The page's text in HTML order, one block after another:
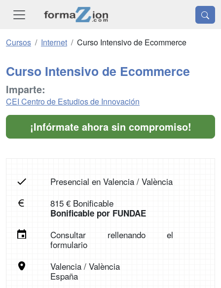
Cursos Internet Curso Intensivo de Ecommerce
Curso Intensivo de Ecommerce
Imparte:
CEI Centro de Estudios de Innovación
¡Infórmate ahora sin compromiso!
Presencial en Valencia / València
815 € Bonificable
Bonificable por FUNDAE
Consultar rellenando el
formulario
Valencia / València
España